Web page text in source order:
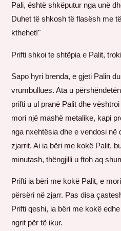
Pali, është shkëputur nga unë
Duhet të shkosh të flasësh me
kthehet!"
Prifti shkoi te shtëpia e Palit,
Sapo hyri brenda, e gjeti Palin
vrumbullues. Ata u
prifti u ul pranë Palit dhe
mori një mashë metalike, kapi
nga nxehtësia dhe e vendosi
zjarrit. Ai ia bëri me kokë Palit,
minutash, thëngjilli u ftoh aq
Prifti ia bëri me kokë Palit, e
përsëri në zjarr. Pas disa
Prifti qeshi, ia bëri me kokë
ngrit për të ikur.